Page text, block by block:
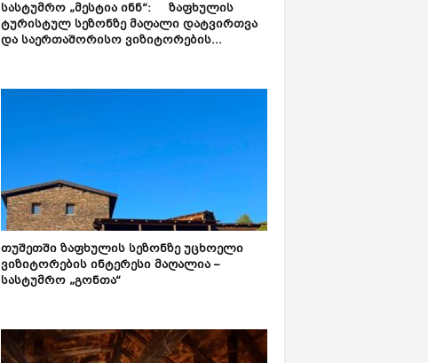
სასტუმრო „მესტია ინნ“: ზაფხულის
ტურისტულ სეზონზე მაღალი დატვირთვა
და საერთაშორისო ვიზიტორების...
თუშეთში ზაფხულის სეზონზე უცხოელი
ვიზიტორების ინტერესი მაღალია –
სასტუმრო „გონთა“